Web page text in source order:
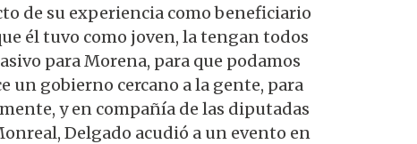
de su experiencia como beneficiario
él tuvo como joven, la tengan todos
para Morena, para que podamos
un gobierno cercano a la gente, para
y en compañía de las diputadas
Delgado acudió a un evento en